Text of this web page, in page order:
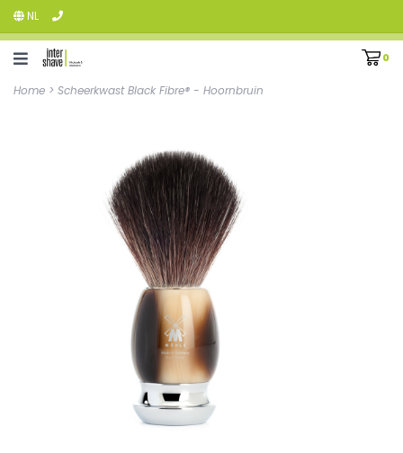
NL
0
Home > Scheerkwast Black Fibre® - Hoornbruin